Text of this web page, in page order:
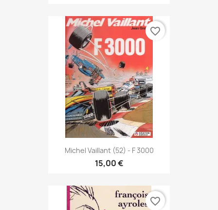
Michel Vaillant (52) - F 3000
15,00 €
favorite_border
favorite_border